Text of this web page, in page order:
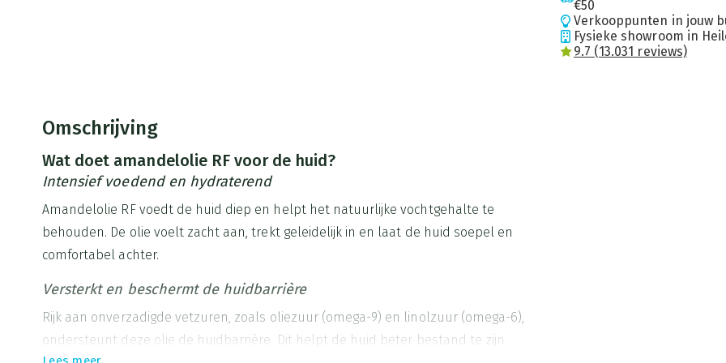
€50
Verkooppunten in jouw
Fysieke showroom in
9.7 (13.031 reviews)
Omschrijving
Wat doet amandelolie RF voor de huid?
Intensief voedend en hydraterend
Amandelolie RF voedt de huid diep en helpt het natuurlijke vochtgehalte te
behouden. De olie voelt zacht aan, trekt geleidelijk in en laat de huid soepel en
comfortabel achter.
Versterkt en beschermt de huidbarrière
Rijk aan onverzadigde vetzuren, zoals oliezuur (omega-9) en linolzuur (omega-6),
ondersteunt deze olie de huidbarrière. Dit helpt de huid beter bestand te zijn